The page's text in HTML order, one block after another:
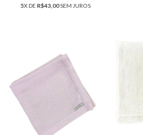
5X DE R$43,00SEM JUROS